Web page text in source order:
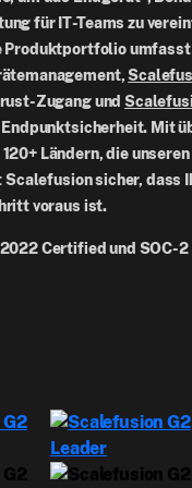
45500
für IT-Teams zu
Produktportfolio
Zugang und
Mit
Ländern, die
sicher, dass
voraus ist.
2022 Certified und SOC-